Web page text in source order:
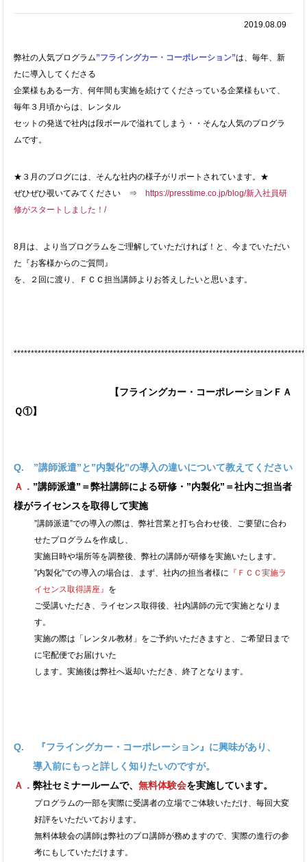
2019.08.09
弊社の人気プログラム”フライングカー・コーポレーション”は、毎年、新
たに導入してくださる
企業様もある一方、何年間も実施を続けてくださっている企業様もいて、
毎年３月頃からは、レンタル
セットの発送で社内は段ボールで溢れてしまう・・そんな人気のプログラ
ムです。
★３月のブログには、そんな社内の様子がリポートされています。★
ぜひぜひ覗いてみてください ⇒
https://presstime.co.jp/blog/新入社員研
修がスタートしました！/
8月は、より当プログラムをご理解していただければ！と、今までいただい
た 『お客様からのご質問』
を、２回に渡り、ＦＣＣ担当講師よりお答えしたいと思います。
【フライングカー・コーポレーションＦＡ
Ｑ①】
Q. ”講師派遣”と”内製化”の導入の違いについて教えてください
Ａ． ”講師派遣”＝弊社講師による研修・”内製化”＝社内ご担当者
様がライセンスを取得して実施
”講師派遣”での導入の際は、弊社営業と打ち合わせ後、ご要望に合わ
せたプログラムを作成し、
実施日時や場所等を調整後、弊社の講師が研修を実施いたします。
”内製化”での導入の場合は、まず、社内の担当者様に 『ＦＣＣ実施ラ
イセンス取得講座』 を
ご受講いただき、ライセンス取得後、社内講師の元で実施となりま
す。
実施の際は「レンタル教材」をご予約いただきますと、ご希望日まで
に宅配便でお届けいた
します。実施後は弊社へ返却いただき、終了となります。
Q. 『フライングカー・コーポレーション』に興味があり、
導入前にもっと詳しく知りたいのですが。
Ａ．弊社セミナールームで、無料体験会を実施しています。
プログラムの一部を実際に受講者の立場でご体験いただけ、毎回大変
好評をいただいております。
無料体験会の講師は弊社のプロ講師が務めますので、実際の進行の参
考にもしていただけます。